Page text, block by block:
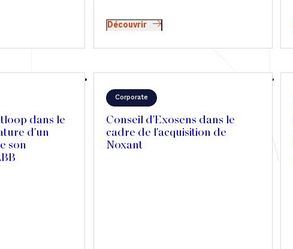
Jérôme Assouline, associés chez Sekri
Valentin Zerrouk, partagent les bonnes
Découvrir
dans le
d'un
son
Corporate
Conseil d'Exosens dans le
cadre de l'acquisition de
Noxant